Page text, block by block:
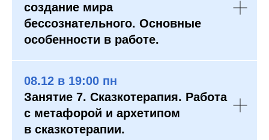
создание мира
бессознательного. Основные
особенности в работе.
08.12 в 19:00 пн
Занятие 7. ⁠⁠Сказкотерапия. Работа
с метафорой и архетипом
в сказкотерапии.